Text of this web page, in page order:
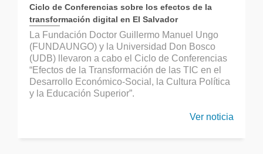
Ciclo de Conferencias sobre los efectos de la
transformación digital en El Salvador
La Fundación Doctor Guillermo Manuel Ungo
(FUNDAUNGO) y la Universidad Don Bosco
(UDB) llevaron a cabo el Ciclo de Conferencias
“Efectos de la Transformación de las TIC en el
Desarrollo Económico-Social, la Cultura Política
y la Educación Superior”.
Ver noticia